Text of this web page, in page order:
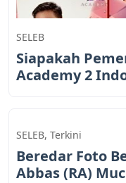
SELEB
Siapakah
Academy 2
SELEB, Terkini
Beredar Foto
Abbas (RA)